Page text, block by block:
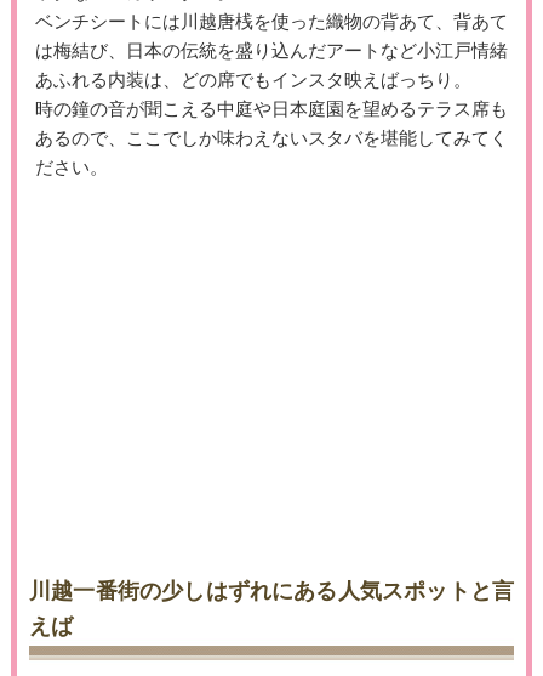
ベンチシートには川越唐桟を使った織物の背あて、背あて
は梅結び、日本の伝統を盛り込んだアートなど小江戸情緒
あふれる内装は、どの席でもインスタ映えばっちり。
時の鐘の音が聞こえる中庭や日本庭園を望めるテラス席も
あるので、ここでしか味わえないスタバを堪能してみてく
ださい。
川越一番街の少しはずれにある人気スポットと言
えば